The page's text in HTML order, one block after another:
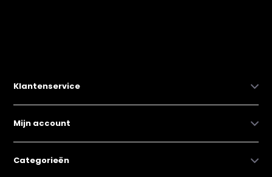
Klantenservice
Mijn account
Categorieën